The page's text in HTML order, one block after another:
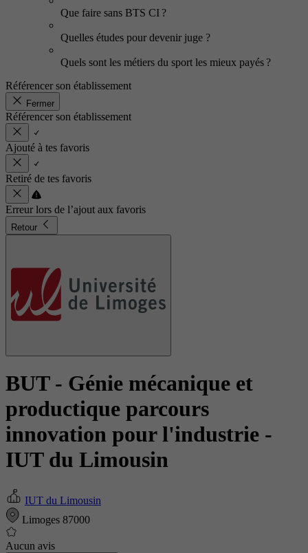
Que faire sans BTS CI ?
Quelles études pour devenir juge ?
Quels sont les métiers du sport les mieux payés ?
Référencer son établissement
Fermer
Référencer son établissement
Ajouté à tes favoris
Retiré de tes favoris
Erreur lors de l’ajout aux favoris
Retour
BUT - Génie mécanique et
productique parcours
innovation pour l'industrie -
IUT du Limousin
IUT du Limousin
Limoges 87000
Aucun avis